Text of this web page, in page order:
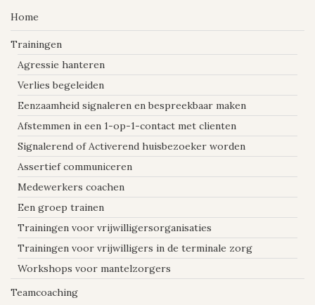
Home
Trainingen
Agressie hanteren
Verlies begeleiden
Eenzaamheid signaleren en bespreekbaar maken
Afstemmen in een 1-op-1-contact met clienten
Signalerend of Activerend huisbezoeker worden
Assertief communiceren
Medewerkers coachen
Een groep trainen
Trainingen voor vrijwilligersorganisaties
Trainingen voor vrijwilligers in de terminale zorg
Workshops voor mantelzorgers
Teamcoaching